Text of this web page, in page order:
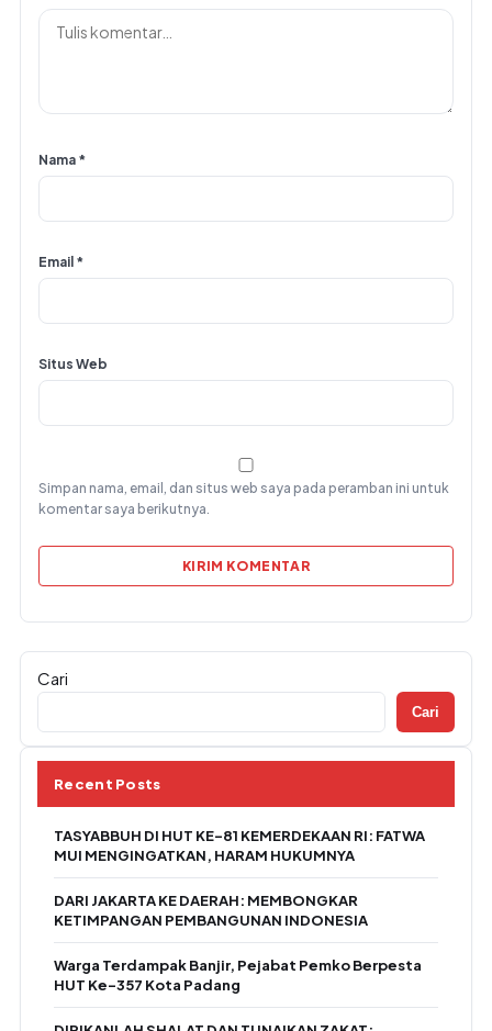
Nama *
Email *
Situs Web
Simpan nama, email, dan situs web saya pada peramban ini untuk
komentar saya berikutnya.
Cari
Cari
Recent Posts
TASYABBUH DI HUT KE-81 KEMERDEKAAN RI: FATWA
MUI MENGINGATKAN, HARAM HUKUMNYA
DARI JAKARTA KE DAERAH: MEMBONGKAR
KETIMPANGAN PEMBANGUNAN INDONESIA
Warga Terdampak Banjir, Pejabat Pemko Berpesta
HUT Ke-357 Kota Padang